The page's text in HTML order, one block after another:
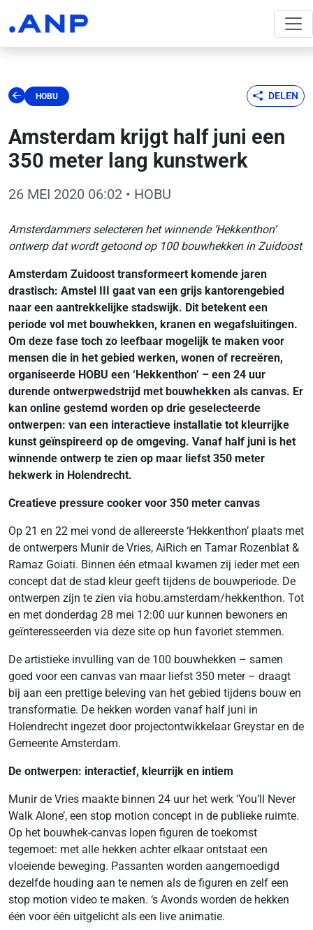
HOBU DELEN
Amsterdam krijgt half juni een
350 meter lang kunstwerk
26 MEI 2020 06:02 • HOBU
Amsterdammers selecteren het winnende ‘Hekkenthon’
ontwerp dat wordt getoond op 100 bouwhekken in Zuidoost
Amsterdam Zuidoost transformeert komende jaren
drastisch: Amstel III gaat van een grijs kantorengebied
naar een aantrekkelijke stadswijk. Dit betekent een
periode vol met bouwhekken, kranen en wegafsluitingen.
Om deze fase toch zo leefbaar mogelijk te maken voor
mensen die in het gebied werken, wonen of recreëren,
organiseerde HOBU een ‘Hekkenthon’ – een 24 uur
durende ontwerpwedstrijd met bouwhekken als canvas. Er
kan online gestemd worden op drie geselecteerde
ontwerpen: van een interactieve installatie tot kleurrijke
kunst geïnspireerd op de omgeving. Vanaf half juni is het
winnende ontwerp te zien op maar liefst 350 meter
hekwerk in Holendrecht.
Creatieve pressure cooker voor 350 meter canvas
Op 21 en 22 mei vond de allereerste ‘Hekkenthon’ plaats met
de ontwerpers Munir de Vries, AiRich en Tamar Rozenblat &
Ramaz Goiati. Binnen één etmaal kwamen zij ieder met een
concept dat de stad kleur geeft tijdens de bouwperiode. De
ontwerpen zijn te zien via hobu.amsterdam/hekkenthon. Tot
en met donderdag 28 mei 12:00 uur kunnen bewoners en
geïnteresseerden via deze site op hun favoriet stemmen.
De artistieke invulling van de 100 bouwhekken – samen
goed voor een canvas van maar liefst 350 meter – draagt
bij aan een prettige beleving van het gebied tijdens bouw en
transformatie. De hekken worden vanaf half juni in
Holendrecht ingezet door projectontwikkelaar Greystar en de
Gemeente Amsterdam.
De ontwerpen: interactief, kleurrijk en intiem
Munir de Vries maakte binnen 24 uur het werk ‘You’ll Never
Walk Alone’, een stop motion concept in de publieke ruimte.
Op het bouwhek-canvas lopen figuren de toekomst
tegemoet: met alle hekken achter elkaar ontstaat een
vloeiende beweging. Passanten worden aangemoedigd
dezelfde houding aan te nemen als de figuren en zelf een
stop motion video te maken. ‘s Avonds worden de hekken
één voor één uitgelicht als een live animatie.